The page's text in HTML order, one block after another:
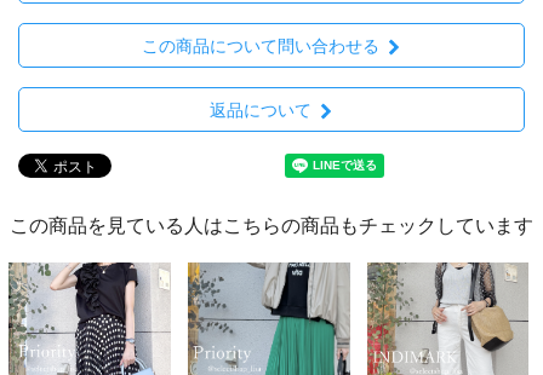
この商品について問い合わせる
返品について
この商品を見ている人はこちらの商品もチェックしています